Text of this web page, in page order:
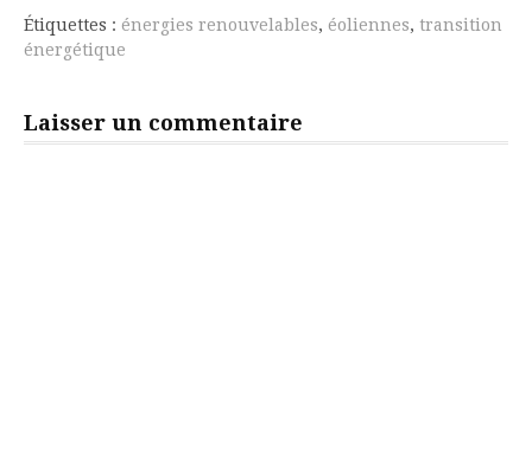
Étiquettes : énergies renouvelables, éoliennes, transition
énergétique
Laisser un commentaire